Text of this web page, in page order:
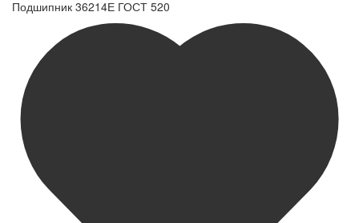
Подшипник 36214Е ГОСТ 520